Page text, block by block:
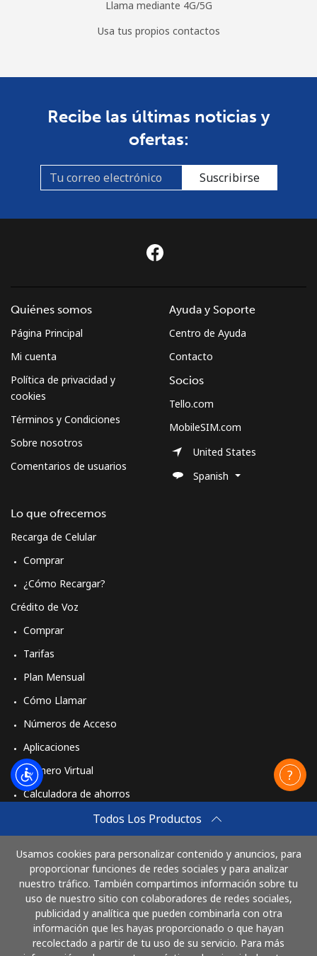
Llama mediante 4G/5G
Usa tus propios contactos
Recibe las últimas noticias y
ofertas:
Suscribirse
Todos Los Productos
Usamos cookies para personalizar contenido y anuncios, para
proporcionar funciones de redes sociales y para analizar
nuestro tráfico. También compartimos información sobre tu
uso de nuestro sitio con colaboradores de redes sociales,
publicidad y analítica que pueden combinarla con otra
información que les hayas proporcionado o que hayan
recolectado a partir de tu uso de su servicio. Para más
Quiénes somos
Página Principal
Mi cuenta
Política de privacidad y
cookies
Términos y Condiciones
Sobre nosotros
Comentarios de usuarios
Lo que ofrecemos
Recarga de Celular
Comprar
¿Cómo Recargar?
Crédito de Voz
Comprar
Tarifas
Plan Mensual
Cómo Llamar
Números de Acceso
Aplicaciones
Número Virtual
Calculadora de ahorros
Cómo funciona
Ayuda y Soporte
Centro de Ayuda
Contacto
Socios
Tello.com
MobileSIM.com
United States
Spanish
Paga con